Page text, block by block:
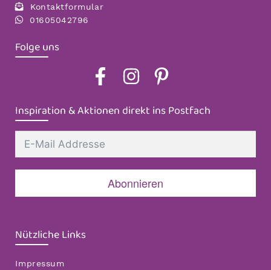
Kontaktformular
01605042796
Folge uns
Inspiration & Aktionen direkt ins Postfach
Abonnieren
Nützliche Links
Impressum